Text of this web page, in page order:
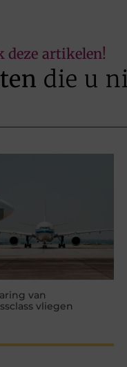
deze artikelen!
die u
van
vliegen